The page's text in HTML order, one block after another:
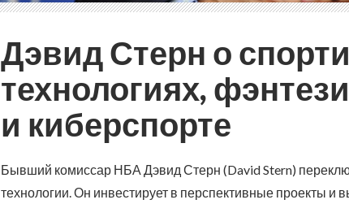
Дэвид Стерн о
технологиях,
и киберспорте
Бывший комиссар НБА Дэвид Стерн (David Stern)
технологии. Он инвестирует в перспективные проекты и